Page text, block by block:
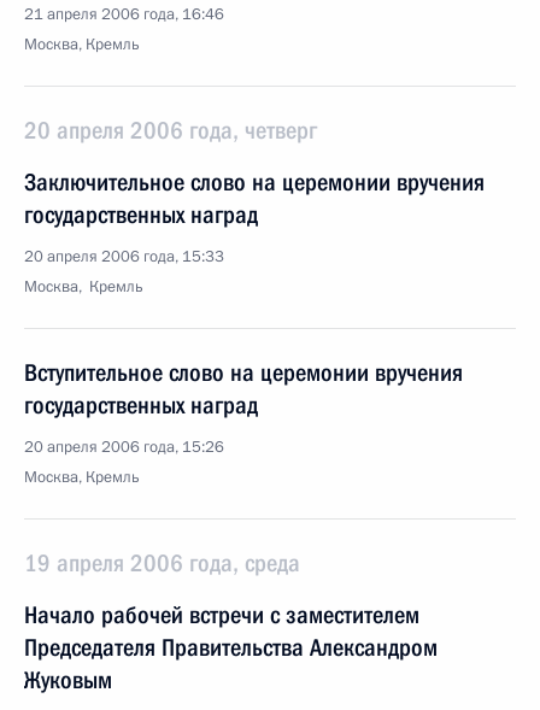
21 апреля 2006 года, 16:46
Москва, Кремль
20 апреля 2006 года, четверг
Заключительное слово на церемонии вручения
государственных наград
20 апреля 2006 года, 15:33
Москва, Кремль
Вступительное слово на церемонии вручения
государственных наград
20 апреля 2006 года, 15:26
Москва, Кремль
19 апреля 2006 года, среда
Начало рабочей встречи с заместителем
Председателя Правительства Александром
Жуковым